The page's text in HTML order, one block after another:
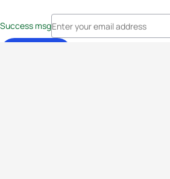
Success msg